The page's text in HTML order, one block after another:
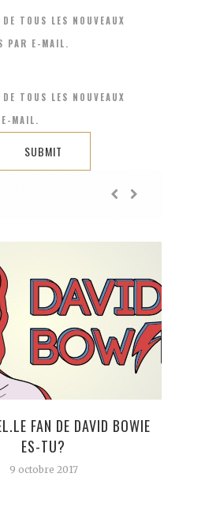
TOUS LES NOUVEAUX
PAR E-MAIL.
TOUS LES NOUVEAUX
MAIL.
FAN DE DAVID BOWIE
ES-TU?
9 octobre 2017